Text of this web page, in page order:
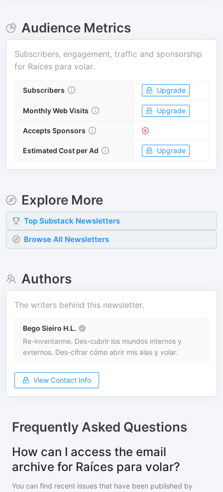
Audience Metrics
Subscribers, engagement, traffic and sponsorship
for Raíces para volar.
Subscribers Upgrade
Monthly Web Visits Upgrade
Accepts Sponsors
Estimated Cost per Ad Upgrade
Explore More
Top Substack Newsletters
Browse All Newsletters
Authors
The writers behind this newsletter.
Bego Sieiro H.L.
Re-inventarme. Des-cubrir los mundos internos y
externos. Des-cifrar cómo abrir mis alas y volar.
View Contact Info
Frequently Asked Questions
How can I access the email
archive for Raíces para volar?
You can find recent issues that have been published by